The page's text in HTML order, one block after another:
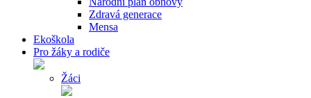
Zdravá generace
Mensa
Ekoškola
Pro žáky a rodiče
Žáci